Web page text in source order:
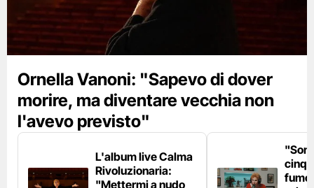
Ornella Vanoni: "Sapevo di dover
morire, ma diventare vecchia non
l'avevo previsto"
L'album live Calma
Rivoluzionaria:
"Mettermi a nudo
fumo